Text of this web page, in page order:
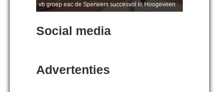
vb groep eac de Sperwers succesvol in Hoogeveen
Social media
Advertenties